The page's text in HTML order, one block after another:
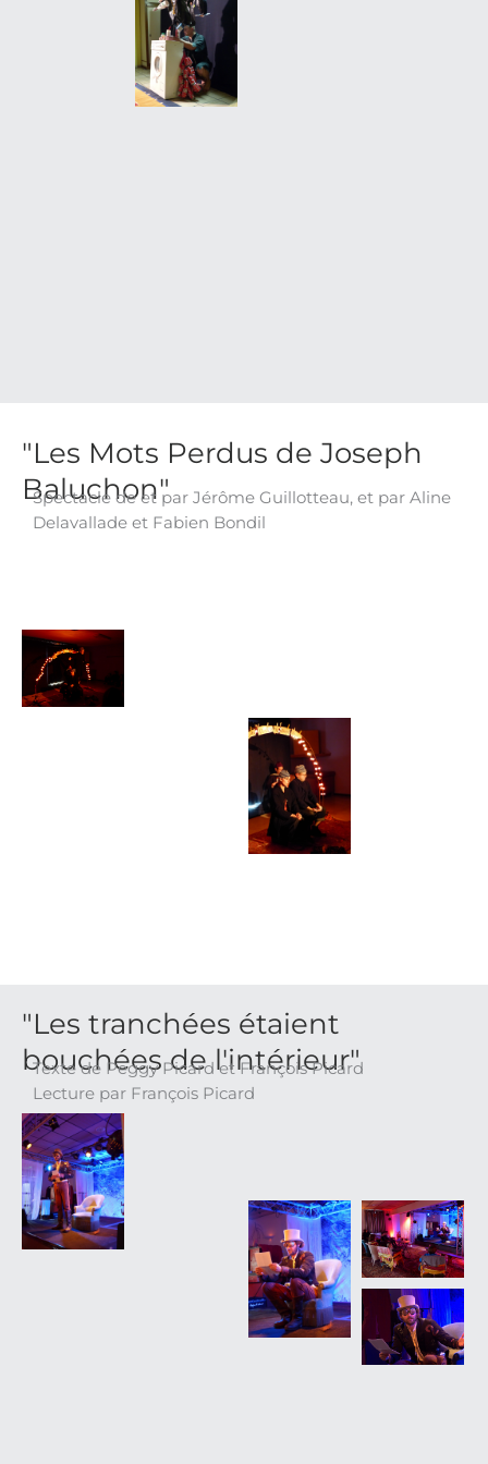
"Les Mots Perdus de Joseph
Baluchon"
Spectacle de et par Jérôme Guillotteau, et par Aline
Delavallade et Fabien Bondil
"Les tranchées étaient
bouchées de l'intérieur"
Texte de Peggy Picard et François Picard
Lecture par François Picard